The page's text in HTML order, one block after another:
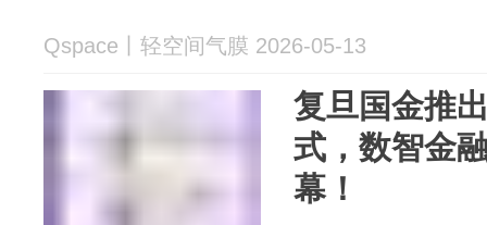
Qspace丨轻空间气膜 2026-05-13
复旦国金推
式，数智金
幕！